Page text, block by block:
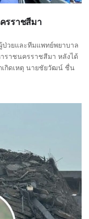
รราชสีมา
ป่วยและทีมแพทย์พยาบาล
ราชนครราชสีมา หลังได้
เกิดเหตุ นายชัยวัฒน์ ชื่น